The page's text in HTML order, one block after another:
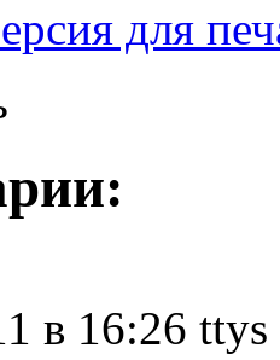
для
в 16:26